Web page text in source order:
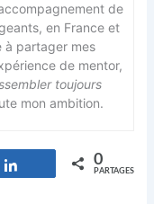
de
en France et
à partager mes
de mentor,
toujours
mon ambition.
Partagez 0
PARTAGES